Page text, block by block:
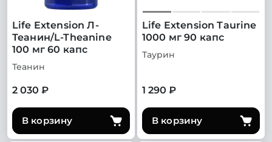
Life Extension Л-
Теанин/L-Theanine
100 мг 60 капс
Теанин
2 030 ₽
В корзину
Life Extension Taurine
1000 мг 90 капс
Таурин
1 290 ₽
В корзину